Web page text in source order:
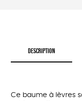
DESCRIPTION
Ce baume à lèvres